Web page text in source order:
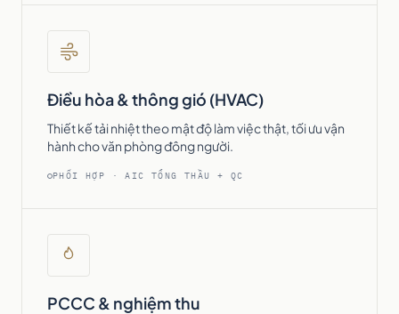
Điều hòa & thông gió (HVAC)
Thiết kế tải nhiệt theo mật độ làm việc thật, tối ưu vận
hành cho văn phòng đông người.
PHỐI HỢP · AIC TỔNG THẦU + QC
PCCC & nghiệm thu